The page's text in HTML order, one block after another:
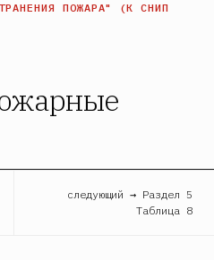
ПОЖАРА" (К СНИП
следующий → Раздел 5
Таблица 8